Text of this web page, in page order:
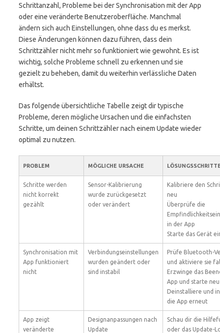
Schrittanzahl, Probleme bei der Synchronisation mit der App
oder eine veränderte Benutzeroberfläche. Manchmal
ändern sich auch Einstellungen, ohne dass du es merkst.
Diese Änderungen können dazu führen, dass dein
Schrittzähler nicht mehr so funktioniert wie gewohnt. Es ist
wichtig, solche Probleme schnell zu erkennen und sie
gezielt zu beheben, damit du weiterhin verlässliche Daten
erhältst.
Das folgende übersichtliche Tabelle zeigt dir typische
Probleme, deren mögliche Ursachen und die einfachsten
Schritte, um deinen Schrittzähler nach einem Update wieder
optimal zu nutzen.
PROBLEM MÖGLICHE URSACHE
Schritte werden
nicht korrekt
gezählt
Sensor-Kalibrierung
wurde zurückgesetzt
oder verändert
Kalibriere den
neu
Überprüfe die
in der App
Starte das Gerät
Synchro­ni­sa­ti­on mit
App funktioniert
nicht
Verbindungseinstellungen
wurden geändert oder
sind instabil
Prüfe Bluetooth-
und aktiviere sie
Erzwinge das
App und starte neu
Deinstalliere und
die App erneut
App zeigt
veränderte
Designanpassungen nach
Update
Schau dir die
oder das Update-